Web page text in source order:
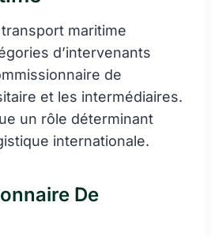
maritime
d’intervenants
de
et les intermédiaires.
un rôle déterminant
internationale.
De